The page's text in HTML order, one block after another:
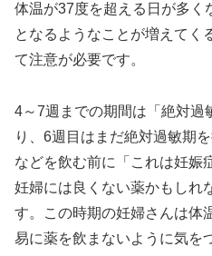
体温が37度を超える日が多く
となるようなことが増えてく
て注意が必要です。
4～7週までの期間は「絶対過
り、6週目はまだ絶対過敏期
などを飲む前に「これは妊娠
妊婦には良くない薬かもしれ
す。この時期の妊婦さんは体
易に薬を飲まないように気を